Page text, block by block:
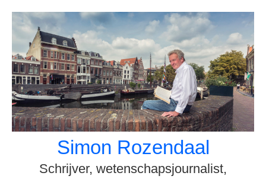
inhoud
Simon Rozendaal
Schrijver, wetenschapsjournalist,